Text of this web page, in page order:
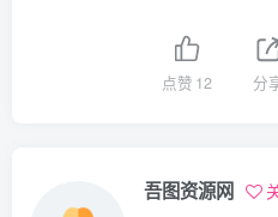
点赞 12 分
吾图资源网